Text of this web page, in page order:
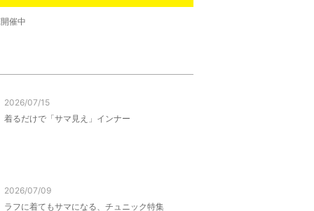
催中
2026/07/15
着るだけで「サマ見え」インナー
2026/07/09
ラフに着てもサマになる、チュニック特集